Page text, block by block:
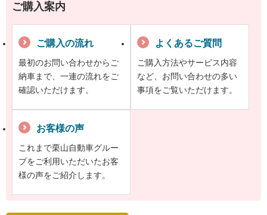
ご購入案内
ご購入の流れ
最初のお問い合わせからご
納車まで、一連の流れをご
確認いただけます。
よくあるご質問
ご購入方法やサービス内容
など、お問い合わせの多い
事項をご覧いただけます。
お客様の声
これまで栗山自動車グルー
プをご利用いただいたお客
様の声をご紹介します。